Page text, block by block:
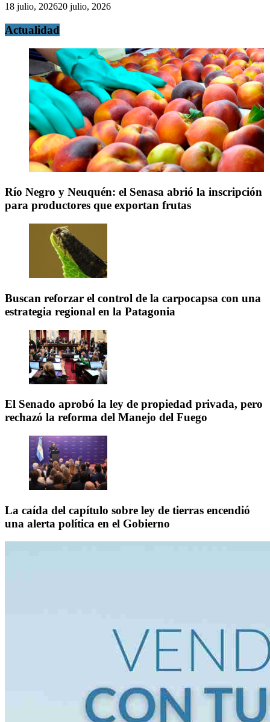
18 julio, 202620 julio, 2026
Actualidad
Río Negro y Neuquén: el Senasa abrió la inscripción
para productores que exportan frutas
Buscan reforzar el control de la carpocapsa con una
estrategia regional en la Patagonia
El Senado aprobó la ley de propiedad privada, pero
rechazó la reforma del Manejo del Fuego
La caída del capítulo sobre ley de tierras encendió
una alerta política en el Gobierno